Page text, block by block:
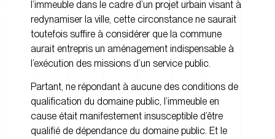
l’immeuble dans le cadre d’un projet urbain visant à
redynamiser la ville, cette circonstance ne saurait
toutefois suffire à considérer que la commune
aurait entrepris un aménagement indispensable à
l’exécution des missions d’un service public.
Partant, ne répondant à aucune des conditions de
qualification du domaine public, l’immeuble en
cause était manifestement insusceptible d’être
qualifié de dépendance du domaine public. Et le